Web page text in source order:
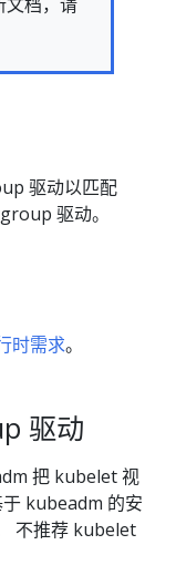
驱动以匹配
驱动。
时需求。
驱动
把 kubelet 视
kubeadm 的安
不推荐 kubelet